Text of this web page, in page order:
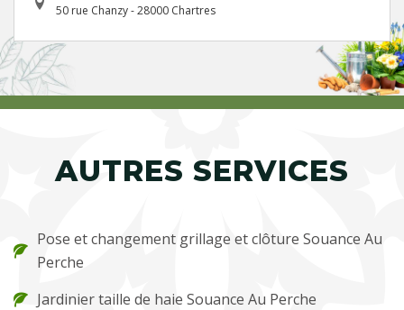
50 rue Chanzy - 28000 Chartres
AUTRES SERVICES
Pose et changement grillage et clôture Souance Au
Perche
Jardinier taille de haie Souance Au Perche